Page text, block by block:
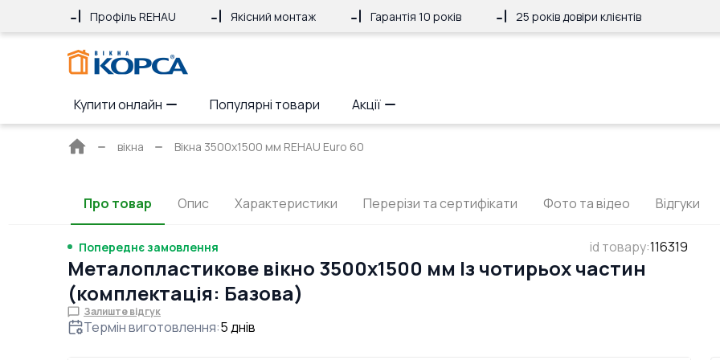
Профіль REHAU Якісний монтаж Гарантія 10 років 25 років довіри клієнтів
Купити онлайн Популярні товари Акції
Головна
вікна Вікна 3500x1500 мм REHAU Euro 60
Про товар Опис Характеристики Перерізи та сертифікати Фото та відео Відгуки
Попереднє замовлення id товару:116319
Металопластикове вікно 3500x1500 мм Із чотирьох частин
(комплектація: Базова)
Залиште відгук
Термін виготовлення:5днів